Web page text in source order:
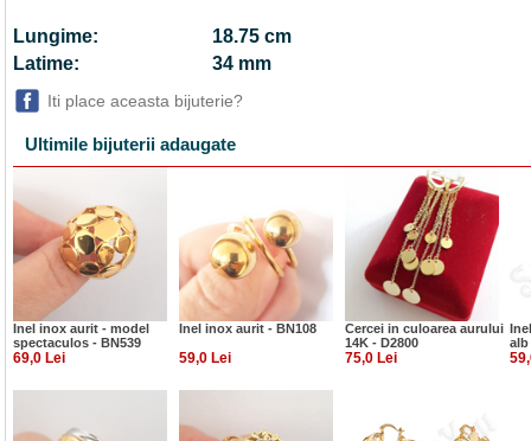
Lungime:
18.75 cm
Latime:
34 mm
Iti place aceasta bijuterie?
Ultimile bijuterii adaugate
Inel inox aurit - model
spectaculos - BN539
Inel inox aurit - BN108
Cercei in culoarea aurului
14K - D2800
alb
69,0 Lei 59,0 Lei 75,0 Lei